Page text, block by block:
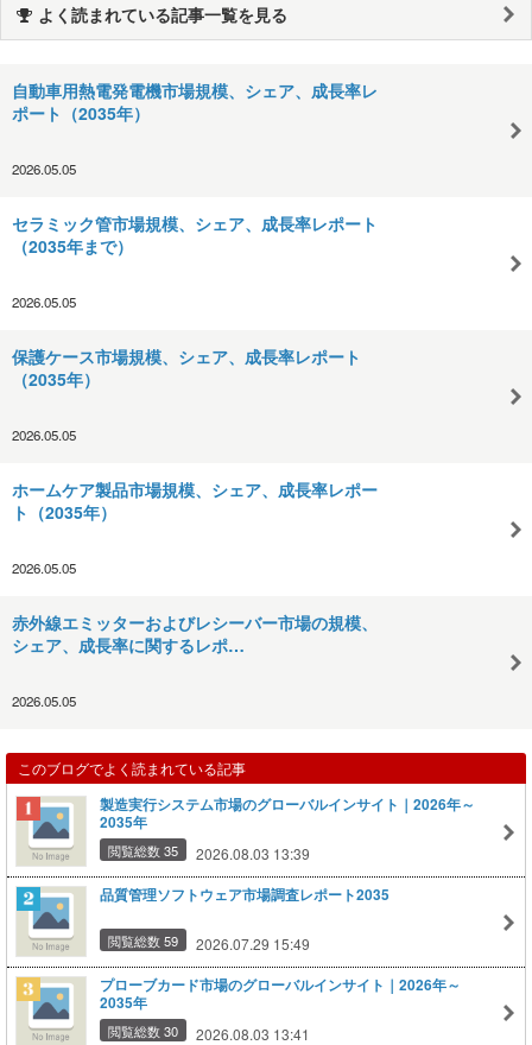
よく読まれている記事一覧を見る
自動車用熱電発電機市場規模、シェア、成長率レ
ポート（2035年）
2026.05.05
セラミック管市場規模、シェア、成長率レポート
（2035年まで）
2026.05.05
保護ケース市場規模、シェア、成長率レポート
（2035年）
2026.05.05
ホームケア製品市場規模、シェア、成長率レポー
ト（2035年）
2026.05.05
赤外線エミッターおよびレシーバー市場の規模、
シェア、成長率に関するレポ…
2026.05.05
このブログでよく読まれている記事
製造実行システム市場のグローバルインサイト｜2026年～
2035年
閲覧総数 35 2026.08.03 13:39
品質管理ソフトウェア市場調査レポート2035
閲覧総数 59 2026.07.29 15:49
プローブカード市場のグローバルインサイト｜2026年～
2035年
閲覧総数 30 2026.08.03 13:41